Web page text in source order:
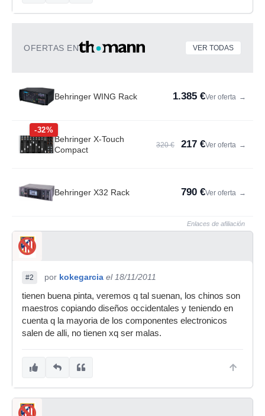
OFERTAS EN VER TODAS
Behringer WING Rack 1.385 €Ver oferta →
-32%
Behringer X-Touch
Compact
320 € 217 €Ver oferta →
Behringer X32 Rack 790 €Ver oferta →
Enlaces de afiliación
#2 por kokegarcia el 18/11/2011
tienen buena pinta, veremos q tal suenan, los chinos son
maestros copiando diseños occidentales y teniendo en
cuenta q la mayoria de los componentes electronicos
salen de alli, no tienen xq ser malas.